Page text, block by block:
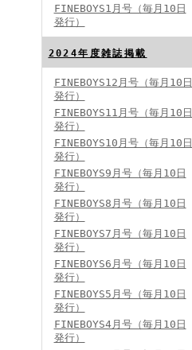
FINEBOYS2024年5月号
FINEBOYS2024年4月号
FINEBOYS1月号（毎月10日
発行）
2024年度雑誌掲載
FINEBOYS12月号（毎月10日
発行）
FINEBOYS11月号（毎月10日
発行）
FINEBOYS10月号（毎月10日
発行）
FINEBOYS9月号（毎月10日
発行）
FINEBOYS8月号（毎月10日
発行）
FINEBOYS7月号（毎月10日
発行）
FINEBOYS6月号（毎月10日
発行）
FINEBOYS5月号（毎月10日
発行）
FINEBOYS4月号（毎月10日
発行）